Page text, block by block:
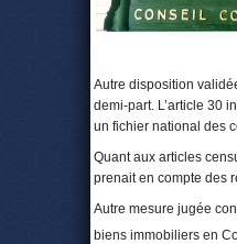
Autre disposition
demi-part. L’article 30
un fichier national des
Quant aux articles
prenait en compte des
Autre mesure jugée
biens immobiliers en